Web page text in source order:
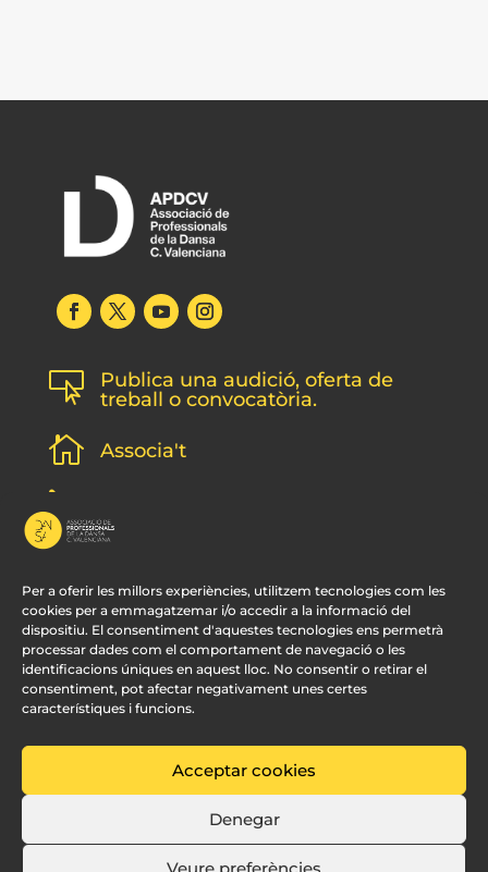
Per a oferir les millors experiències, utilitzem tecnologies com les
cookies per a emmagatzemar i/o accedir a la informació del
dispositiu. El consentiment d'aquestes tecnologies ens permetrà
processar dades com el comportament de navegació o les
identificacions úniques en aquest lloc. No consentir o retirar el
consentiment, pot afectar negativament unes certes
característiques i funcions.
Acceptar cookies
Denegar
Veure preferències

Publica una audició, oferta de
treball o convocatòria.
 Associa't
l
Disseny Web Valencia:Innobing